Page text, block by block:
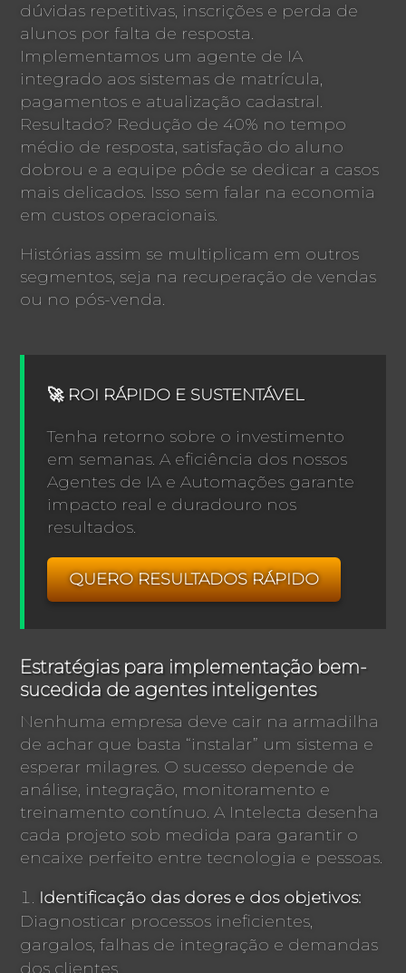
dúvidas repetitivas, inscrições e perda de
alunos por falta de resposta.
Implementamos um agente de IA
integrado aos sistemas de matrícula,
pagamentos e atualização cadastral.
Resultado? Redução de 40% no tempo
médio de resposta, satisfação do aluno
dobrou e a equipe pôde se dedicar a casos
mais delicados. Isso sem falar na economia
em custos operacionais.
Histórias assim se multiplicam em outros
segmentos, seja na recuperação de vendas
ou no pós-venda.
🚀 ROI RÁPIDO E SUSTENTÁVEL
Tenha retorno sobre o investimento
em semanas. A eficiência dos nossos
Agentes de IA e Automações garante
impacto real e duradouro nos
resultados.
QUERO RESULTADOS RÁPIDO
Estratégias para implementação bem-
sucedida de agentes inteligentes
Nenhuma empresa deve cair na armadilha
de achar que basta “instalar” um sistema e
esperar milagres. O sucesso depende de
análise, integração, monitoramento e
treinamento contínuo. A Intelecta desenha
cada projeto sob medida para garantir o
encaixe perfeito entre tecnologia e pessoas.
Identificação das dores e dos objetivos:
Diagnosticar processos ineficientes,
gargalos, falhas de integração e demandas
dos clientes.